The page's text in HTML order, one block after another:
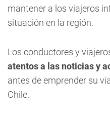
mantener a los viajeros
situación en la región.
Los conductores y
atentos a las noticias y
antes de emprender su
Chile.